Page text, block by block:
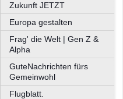
Zukunft JETZT
Europa gestalten
Frag' die Welt | Gen Z &
Alpha
GuteNachrichten fürs
Gemeinwohl
Flugblatt.